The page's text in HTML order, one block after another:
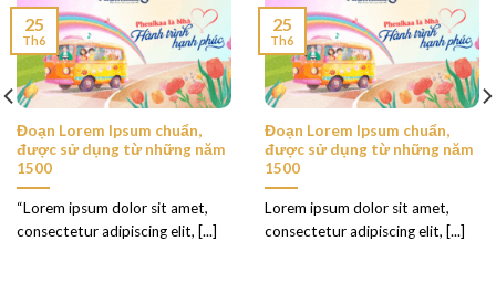
Đoạn Lorem Ipsum chuẩn,
được sử dụng từ những năm
1500
“Lorem ipsum dolor sit amet,
consectetur adipiscing elit, [...]
25
Th6
Đoạn Lorem Ipsum chuẩn,
được sử dụng từ những năm
1500
Lorem ipsum dolor sit amet,
consectetur adipiscing elit, [...]
25
Th6